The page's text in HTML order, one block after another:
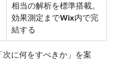
相当の解析を標準搭載。
効果測定までWix内で完
結する
に何をすべきか」を案